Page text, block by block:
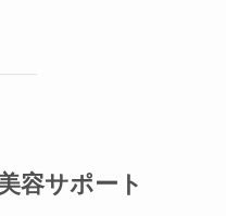
容サポート